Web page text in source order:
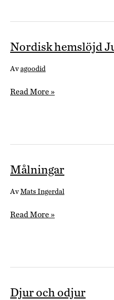
Nordisk hemslöjd
Avagoodid
Nordisk
Read More »
Målningar
AvMats Ingerdal
Målningar
Read More »
Djur och odjur